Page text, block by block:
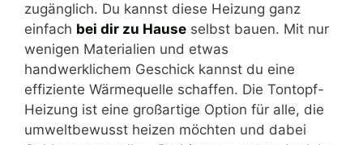
zugänglich. Du kannst diese Heizung ganz
einfach bei dir zu Hause selbst bauen. Mit nur
wenigen Materialien und etwas
handwerklichem Geschick kannst du eine
effiziente Wärmequelle schaffen. Die Tontopf-
Heizung ist eine großartige Option für alle, die
umweltbewusst heizen möchten und dabei